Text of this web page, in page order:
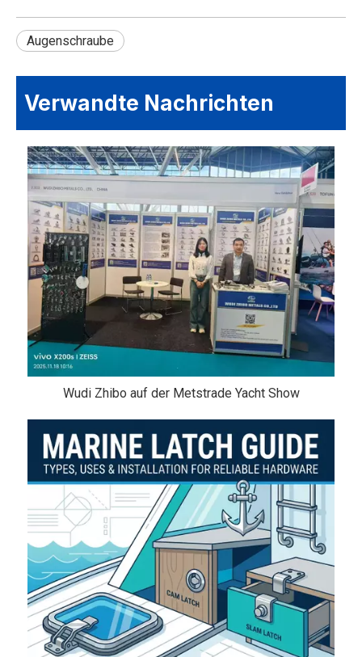
Augenschraube
Verwandte Nachrichten
Wudi Zhibo auf der Metstrade Yacht Show